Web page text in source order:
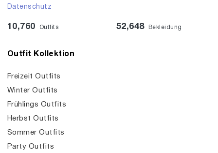
Datenschutz
10,760 Outfits 52,648 Bekleidung
Outfit Kollektion
Freizeit Outfits
Winter Outfits
Frühlings Outfits
Herbst Outfits
Sommer Outfits
Party Outfits